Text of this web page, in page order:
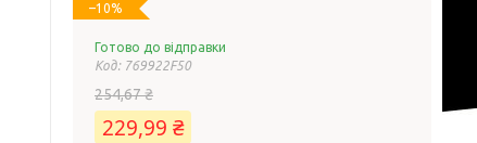
–10%
Готово до відправки
Код: 769922F50
254,67 ₴
229,99 ₴